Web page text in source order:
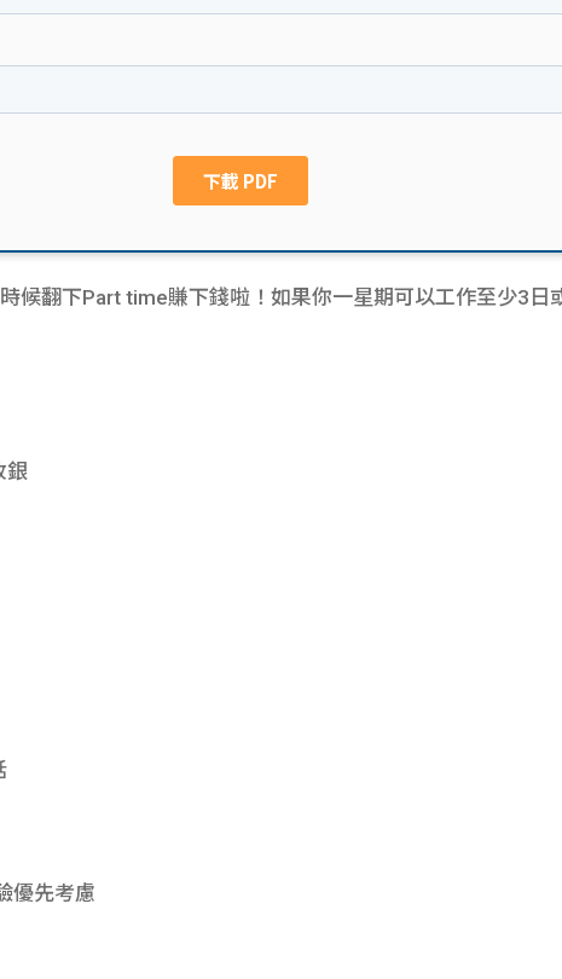
候翻下Part time賺下錢啦！如果你一星期可以工作至少3日
銀
優先考慮